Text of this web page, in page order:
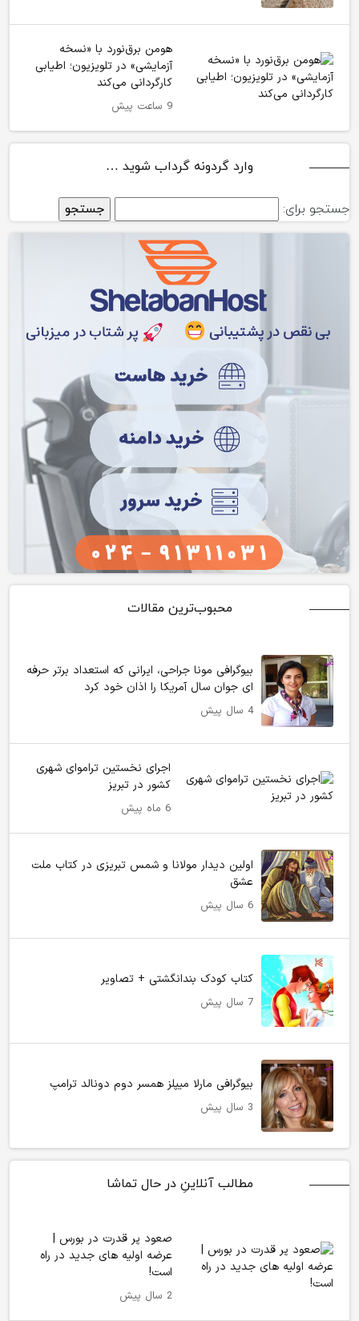
محبوب‌ترین مقالات
بیوگرافی مونا جراحی، ایرانی که استعداد برتر حرفه
ای جوان سال آمریکا را اذان خود کرد
4 سال پیش
اجرای نخستین تراموای شهری
کشور در تبریز
6 ماه پیش
اولین دیدار مولانا و شمس تبریزی در کتاب ملت
عشق
6 سال پیش
کتاب کودک بندانگشتی + تصاویر
7 سال پیش
بیوگرافی مارلا میپلز همسر دوم دونالد ترامپ
3 سال پیش
مطالب آنلاینِ در حال تماشا
صعود پر قدرت در بورس |
عرضه اولیه های جدید در راه
است!
2 سال پیش
هومن برق‌نورد با «نسخه
آزمایشی» در تلویزیون؛ اطیابی
کارگردانی می‌کند
9 ساعت پیش
وارد گردونه گرداب شوید …
جستجو برای: